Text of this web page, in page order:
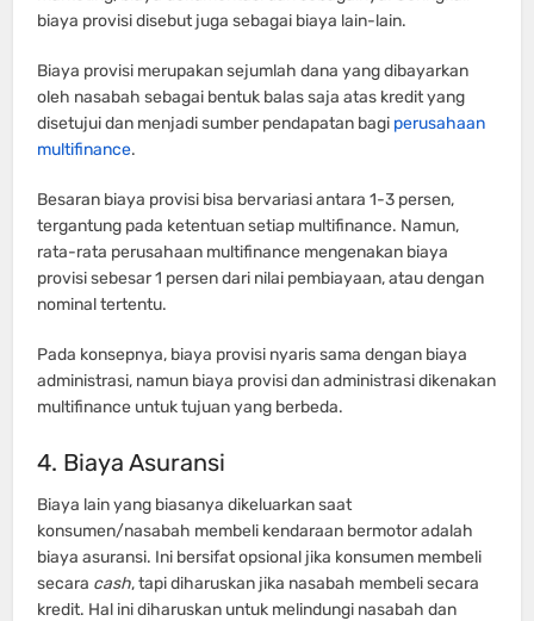
biaya provisi disebut juga sebagai biaya lain-lain.
Biaya provisi merupakan sejumlah dana yang dibayarkan
oleh nasabah sebagai bentuk balas saja atas kredit yang
disetujui dan menjadi sumber pendapatan bagi perusahaan
multifinance.
Besaran biaya provisi bisa bervariasi antara 1-3 persen,
tergantung pada ketentuan setiap multifinance. Namun,
rata-rata perusahaan multifinance mengenakan biaya
provisi sebesar 1 persen dari nilai pembiayaan, atau dengan
nominal tertentu.
Pada konsepnya, biaya provisi nyaris sama dengan biaya
administrasi, namun biaya provisi dan administrasi dikenakan
multifinance untuk tujuan yang berbeda.
4. Biaya Asuransi
Biaya lain yang biasanya dikeluarkan saat
konsumen/nasabah membeli kendaraan bermotor adalah
biaya asuransi. Ini bersifat opsional jika konsumen membeli
secara cash, tapi diharuskan jika nasabah membeli secara
kredit. Hal ini diharuskan untuk melindungi nasabah dan